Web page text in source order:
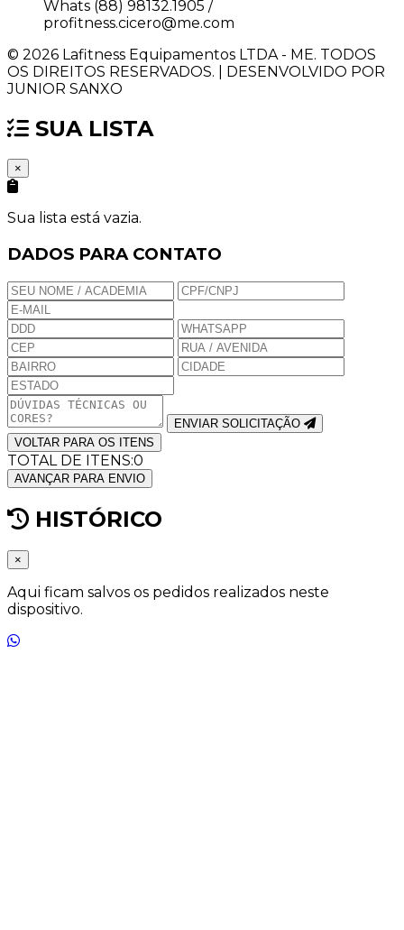
Whats (88) 98132.1905 /
profitness.cicero@me.com
© 2026 Lafitness Equipamentos LTDA - ME. TODOS
OS DIREITOS RESERVADOS. | DESENVOLVIDO POR
JUNIOR SANXO
SUA LISTA
×
Sua lista está vazia.
DADOS PARA CONTATO
ENVIAR SOLICITAÇÃO
VOLTAR PARA OS ITENS
TOTAL DE ITENS:0
AVANÇAR PARA ENVIO
HISTÓRICO
×
Aqui ficam salvos os pedidos realizados neste
dispositivo.